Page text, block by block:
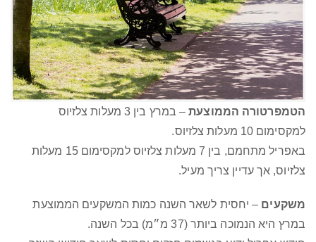
הטמפרטורה הממוצעת
– במרץ בין 3 מעלות צלזיוס
למקסימום 10 מעלות צלזיוס.
באפריל מתחמם, בין 7 מעלות צלזיוס למקסימום 15 מעלות
צלזיוס, אך עדיין צריך מעיל.
משקעים – יחסית לשאר השנה כמות המשקעים הממוצעת
במרץ היא הנמוכה ביותר (37 מ״מ) בכל השנה.